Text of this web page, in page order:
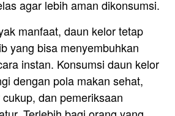
agar lebih aman dikonsumsi.
manfaat, daun kelor tetap
yang bisa menyembuhkan
instan. Konsumsi daun kelor
dengan pola makan sehat,
dan pemeriksaan